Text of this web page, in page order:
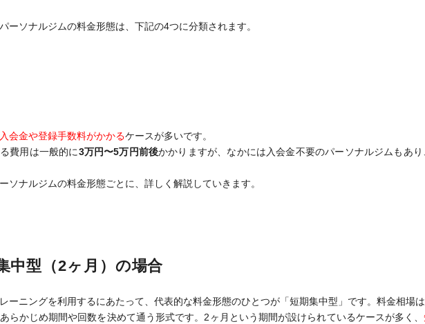
ーソナルジムの料金形態は、下記の4つに分類されます。
入会金や登録手数料がかかるケースが多いです。
費用は一般的に3万円〜5万円前後かかりますが、なかには入会金不要のパーソナルジムもあ
ソナルジムの料金形態ごとに、詳しく解説していきます。
中型（2ヶ月）の場合
ーニングを利用するにあたって、代表的な料金形態のひとつが「短期集中型」です。料金相場は
らかじめ期間や回数を決めて通う形式です。2ヶ月という期間が設けられているケースが多く、